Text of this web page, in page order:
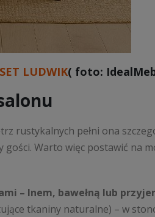
LUDWIK( foto:
rustykalnych pełni ona
Warto więc postawić na
– lnem, bawełną lub
tkaniny naturalne) – w